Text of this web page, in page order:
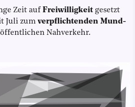
Zeit auf Freiwilligkeit gesetzt
Juli zum verpflichtenden Mund-
Nahverkehr.